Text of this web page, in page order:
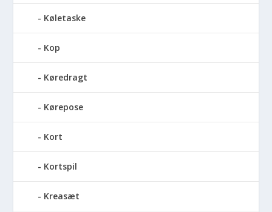
Køletaske
Kop
Køredragt
Kørepose
Kort
Kortspil
Kreasæt